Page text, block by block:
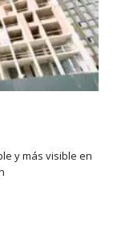
y más visible en